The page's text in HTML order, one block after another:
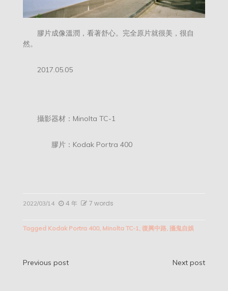
膠片成像溫潤，看著舒心。完全原片就很美，很自
然。
2017.05.05
攝影器材：Minolta TC-1
膠片：Kodak Portra 400
2022/03/14 4 年 7 words
Tagged Kodak Portra 400, Minolta TC-1, 復興中路, 攝鬼自娛
文
Previous post Next post